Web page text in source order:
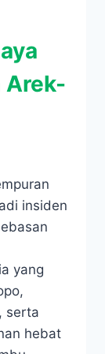
Arek-
insiden
yang
serta
hebat